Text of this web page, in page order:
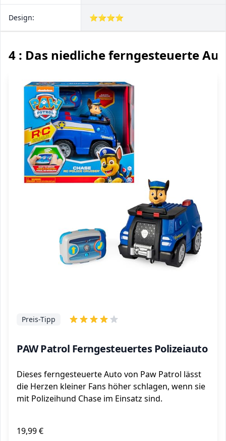
Design: ⭐⭐⭐⭐
4 : Das niedliche ferngesteuerte
PAW Patrol Ferngesteuertes Polizeiauto
Preis-Tipp
Dieses ferngesteuerte Auto von Paw Patrol lässt
die Herzen kleiner Fans höher schlagen, wenn sie
mit Polizeihund Chase im Einsatz sind.
19,99 €